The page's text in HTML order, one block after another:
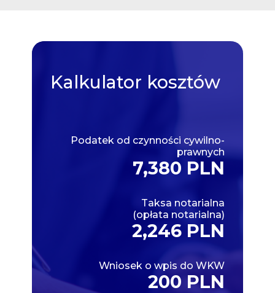
Kalkulator kosztów
Podatek od czynności cywilno-
prawnych
7,380 PLN
Taksa notarialna
(opłata notarialna)
2,246 PLN
Wniosek o wpis do WKW
200 PLN